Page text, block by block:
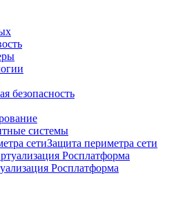
безопасность
системы
Защита периметра сети
Росплатформа